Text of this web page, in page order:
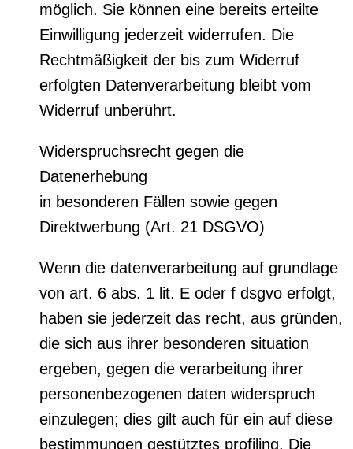
möglich. Sie können eine bereits erteilte
Einwilligung jederzeit widerrufen. Die
Rechtmäßigkeit der bis zum Widerruf
erfolgten Datenverarbeitung bleibt vom
Widerruf unberührt.
Widerspruchsrecht gegen die
Datenerhebung
in besonderen Fällen sowie gegen
Direktwerbung (Art. 21 DSGVO)
Wenn die datenverarbeitung auf grundlage
von art. 6 abs. 1 lit. E oder f dsgvo erfolgt,
haben sie jederzeit das recht, aus gründen,
die sich aus ihrer besonderen situation
ergeben, gegen die verarbeitung ihrer
personenbezogenen daten widerspruch
einzulegen; dies gilt auch für ein auf diese
bestimmungen gestütztes profiling. Die